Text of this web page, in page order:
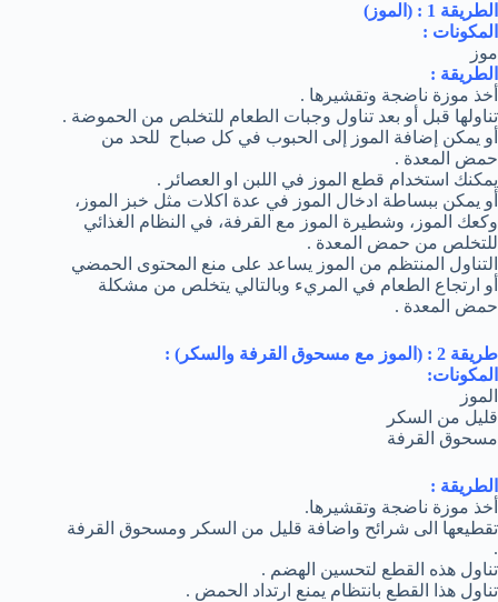
الطريقة 1 : (الموز)
المكونات :
موز
الطريقة :
أخذ موزة ناضجة وتقشيرها .
تناولها قبل أو بعد تناول وجبات الطعام للتخلص من الحموضة .
أو يمكن إضافة الموز إلى الحبوب في كل صباح للحد من
حمض المعدة .
يمكنك استخدام قطع الموز في اللبن او العصائر .
أو يمكن ببساطة ادخال الموز في عدة اكلات مثل خبز الموز،
وكعك الموز، وشطيرة الموز مع القرفة، في النظام الغذائي
للتخلص من حمض المعدة .
التناول المنتظم من الموز يساعد على منع المحتوى الحمضي
أو ارتجاع الطعام في المريء وبالتالي يتخلص من مشكلة
حمض المعدة .
طريقة 2 : (الموز مع مسحوق القرفة والسكر) :
المكونات:
الموز
قليل من السكر
مسحوق القرفة
الطريقة :
أخذ موزة ناضجة وتقشيرها.
تقطيعها الى شرائح واضافة قليل من السكر ومسحوق القرفة
.
تناول هذه القطع لتحسين الهضم .
تناول هذا القطع بانتظام يمنع ارتداد الحمض .